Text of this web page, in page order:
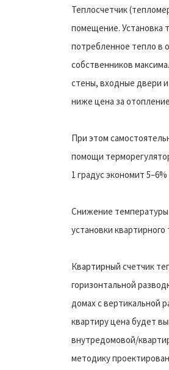
Теплосчетчик
помещение. Установка
потребленное тепло в
собственников
стены, входные двери
ниже цена за
При этом
помощи
1 градус экономит
Снижение температуры
установки квартирного
Квартирный счетчик
горизонтальной
домах с вертикальной
квартиру цена будет
внутредомовой/
методику